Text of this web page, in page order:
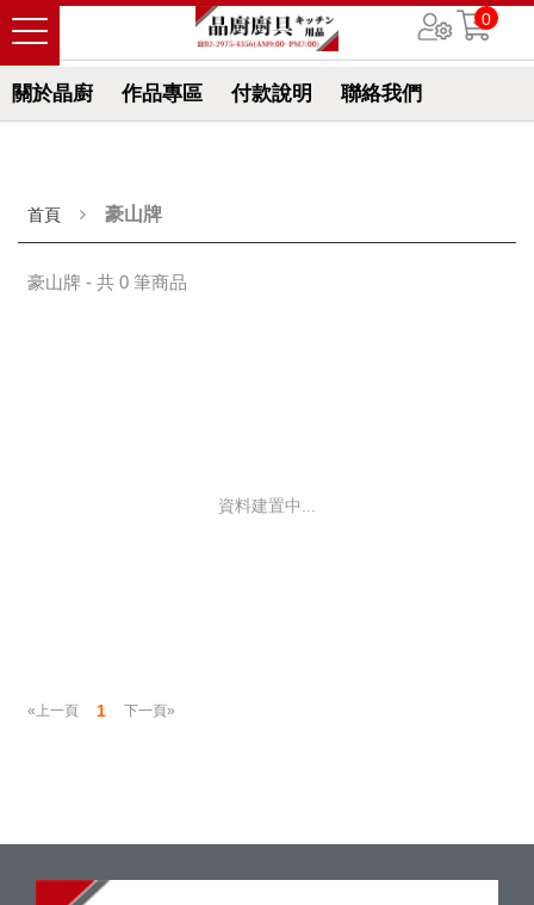
關於晶廚 作品專區 付款說明 聯絡我們
0
首頁 豪山牌
豪山牌 - 共 0 筆商品
資料建置中...
«上一頁 1 下一頁»